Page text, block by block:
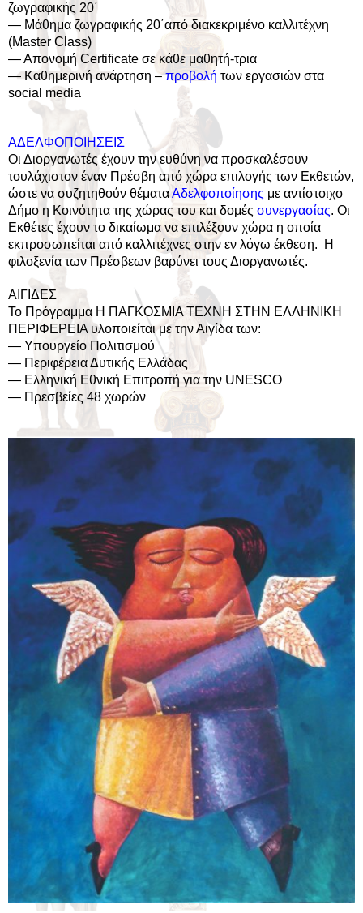
ζωγραφικής 20΄
— Μάθημα ζωγραφικής 20΄από διακεκριμένο καλλιτέχνη
(Master Class)
— Απονομή Certificate σε κάθε μαθητή-τρια
— Καθημερινή ανάρτηση –προβολή των εργασιών στα
social media
ΑΔΕΛΦΟΠΟΙΗΣΕΙΣ
Οι Διοργανωτές έχουν την ευθύνη να προσκαλέσουν
τουλάχιστον έναν Πρέσβη από χώρα επιλογής των Εκθετών,
ώστε να συζητηθούν θέματαΑδελφοποίησης με αντίστοιχο
Δήμο η Κοινότητα της χώρας του και δομές συνεργασίας. Οι
Εκθέτες έχουν το δικαίωμα να επιλέξουν χώρα η οποία
εκπροσωπείται από καλλιτέχνες στην εν λόγω έκθεση. Η
φιλοξενία των Πρέσβεων βαρύνει τους Διοργανωτές.
ΑΙΓΙΔΕΣ
Το Πρόγραμμα Η ΠΑΓΚΟΣΜΙΑ ΤΕΧΝΗ ΣΤΗΝ ΕΛΛΗΝΙΚΗ
ΠΕΡΙΦΕΡΕΙΑ υλοποιείται με την Αιγίδα των:
— Υπουργείο Πολιτισμού
— Περιφέρεια Δυτικής Ελλάδας
— Ελληνική Εθνική Επιτροπή για την UNESCO
— Πρεσβείες 48 χωρών